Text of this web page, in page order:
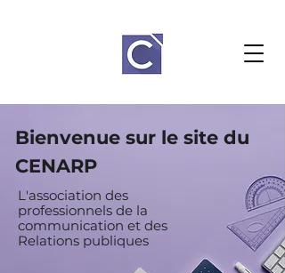
Bienvenue sur le site du
CENARP
L'association des
professionnels de la
communication et des
Relations publiques